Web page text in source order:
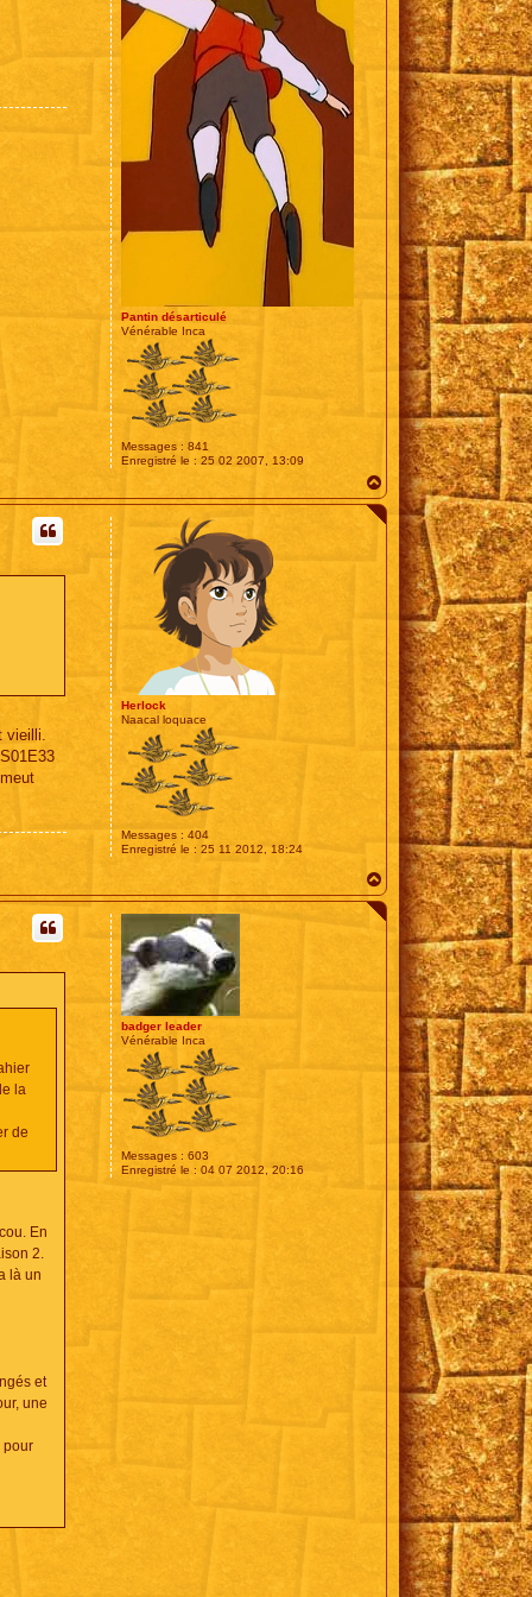
Pantin désarticulé
Vénérable Inca
Messages : 841
Enregistré le : 25 02 2007, 13:09
a
u
Herlock
Naacal loquace
Messages : 404
Enregistré le : 25 11 2012, 18:24
vieilli.
a
u
badger leader
Vénérable Inca
Messages : 603
Enregistré le : 04 07 2012, 20:16
la
de
En
2.
là un
et
une
pour